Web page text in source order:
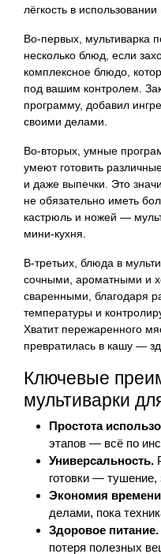
лёгкость в
Во-первых, мультиварка
несколько блюд, если
комплексное блюдо,
под вашим контролем.
программу, добавил
своими делами.
Во-вторых, умные
умеют готовить
и даже выпечки. Это
не обязательно иметь
кастрюль и ножей —
мини-кухня.
В-третьих, блюда в
сочными, ароматными и
сваренными, благодаря
температуры и
Хватит пережаренного
превратилась в кашу —
Ключевые
мультиварки
Простота
этапов — всё по
Универсальность.
готовки — тушение,
Экономия
делами, пока
Здоровое питание.
потеря полезных